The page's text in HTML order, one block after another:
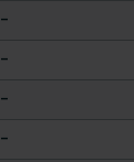
-
-
-
-